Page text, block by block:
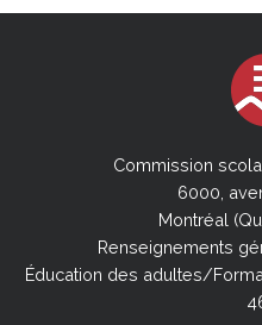
Commission
6000,
Montréal
Renseignements
Éducation des adultes/